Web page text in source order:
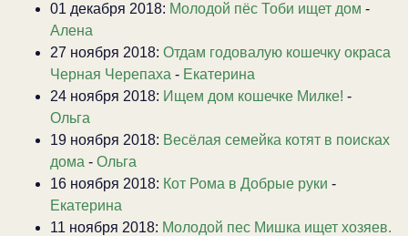
01 декабря 2018: Молодой пёс Тоби ищет дом -
Алена
27 ноября 2018: Отдам годовалую кошечку окраса
Черная Черепаха - Екатерина
24 ноября 2018: Ищем дом кошечке Милке! -
Ольга
19 ноября 2018: Весёлая семейка котят в поисках
дома - Ольга
16 ноября 2018: Кот Рома в Добрые руки -
Екатерина
11 ноября 2018: Молодой пес Мишка ищет хозяев.